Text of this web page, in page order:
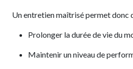
Un entretien maîtrisé permet donc
Prolonger la durée de vie du
Maintenir un niveau de